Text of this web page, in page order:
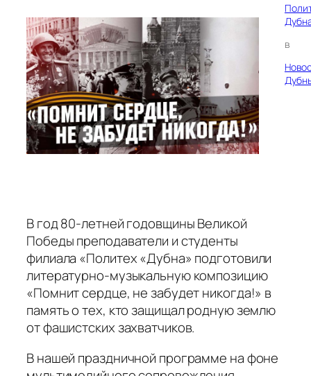
в
В год 80-летней годовщины Великой
Победы преподаватели и студенты
филиала «Политех «Дубна» подготовили
литературно-музыкальную композицию
«Помнит сердце, не забудет никогда!» в
память о тех, кто защищал родную землю
от фашистских захватчиков.
В нашей праздничной программе на фоне